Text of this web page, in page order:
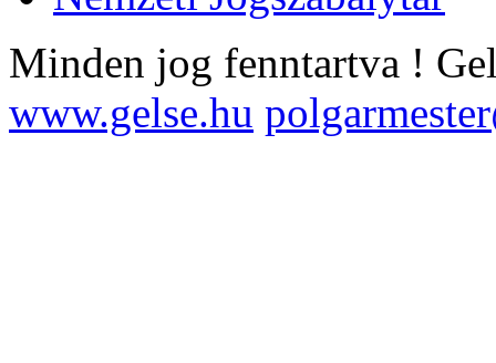
Minden jog fenntartva !
www.gelse.hu